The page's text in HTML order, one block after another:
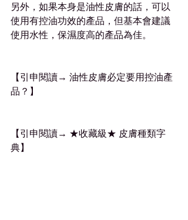
另外，如果本身是油性皮膚的話，可以
使用有控油功效的產品，但基本會建議
使用水性，保濕度高的產品為佳。
【引申閱讀→ 油性皮膚必定要用控油產
品？】
【引申閱讀→ ★收藏級★ 皮膚種類字
典】